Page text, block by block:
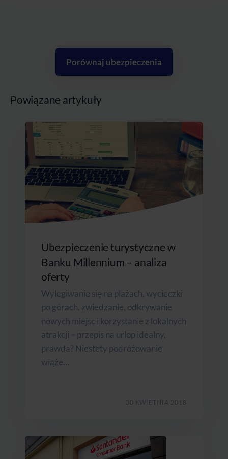
Porównaj ubezpieczenia
Powiązane artykuły
Ubezpieczenie turystyczne w
Banku Millennium – analiza
oferty
Wylegiwanie się na plażach, wycieczki
po górach, zwiedzanie, odkrywanie
nowych miejsc i korzystanie z lokalnych
atrakcji – przepis na urlop idealny,
prawda? Niestety podróżowanie
wiąże...
30 KWIETNIA 2018